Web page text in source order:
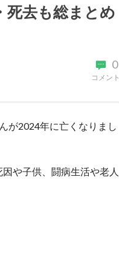
死去も総まとめ
0
コメント
が2024年に亡くなりまし
や子供、闘病生活や老人